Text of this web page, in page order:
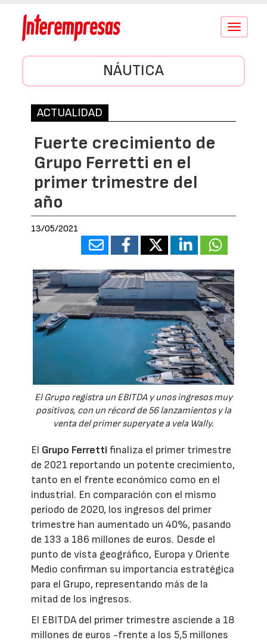
Conmutar
NÁUTICA
ACTUALIDAD
Fuerte crecimiento de
Grupo Ferretti en el
primer trimestre del
año
13/05/2021
El Grupo registra un EBITDA y unos ingresos muy
positivos, con un récord de 56 lanzamientos y la
venta del primer superyate a vela Wally.
El Grupo Ferrettifinaliza el primer trimestre
de 2021 reportando un potente crecimiento,
tanto en el frente económico como en el
industrial. En comparación con el mismo
periodo de 2020, los ingresos del primer
trimestre han aumentado un 40%, pasando
de 133 a 186 millones de euros. Desde el
punto de vista geográfico, Europa y Oriente
Medio confirman su importancia estratégica
para el Grupo, representando más de la
mitad de los ingresos.
El EBITDA del primer trimestre asciende a 18
millones de euros -frente a los 5,5 millones